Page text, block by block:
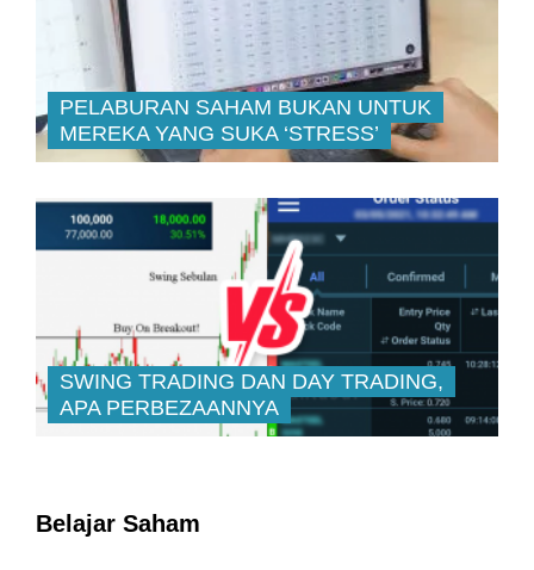
PELABURAN SAHAM BUKAN UNTUK
MEREKA YANG SUKA ‘STRESS’
SWING TRADING DAN DAY TRADING,
APA PERBEZAANNYA
Belajar Saham